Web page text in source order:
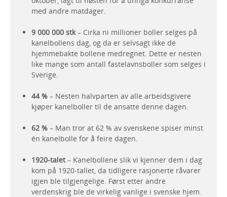
med andre matdager.
9 000 000 stk– Cirka ni millioner boller selges på
kanelbollens dag, og da er selvsagt ikke de
hjemmebakte bollene medregnet. Dette er nesten
like mange som antall fastelavnsboller som selges i
Sverige.
44 % – Nesten halvparten av alle arbeidsgivere
kjøper kanelboller til de ansatte denne dagen.
62 % – Man tror at 62 % av svenskene spiser minst
én kanelbolle for å feire dagen.
1920-talet– Kanelbollene slik vi kjenner dem i dag
kom på 1920-tallet, da tidligere rasjonerte råvarer
igjen ble tilgjengelige. Først etter andre
verdenskrig ble de virkelig vanlige i svenske hjem.